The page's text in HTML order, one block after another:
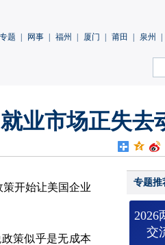
专题 网事 福州 厦门 莆田 泉州
业市场正失去
开始让美国企业
策似乎是无成本
专题推
2026
交